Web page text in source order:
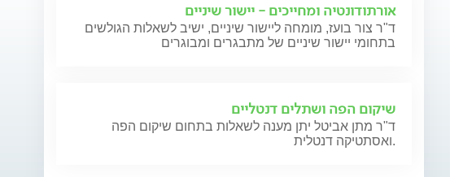
אורתודונטיה ומחייכים - יישור שיניים
ד"ר צור בועז, מומחה ליישור שיניים, ישיב לשאלות הגולשים
בתחומי יישור שיניים של מתבגרים ומבוגרים
שיקום הפה ושתלים דנטליים
ד"ר מתן אביטל יתן מענה לשאלות בתחום שיקום הפה
ואסתטיקה דנטלית.